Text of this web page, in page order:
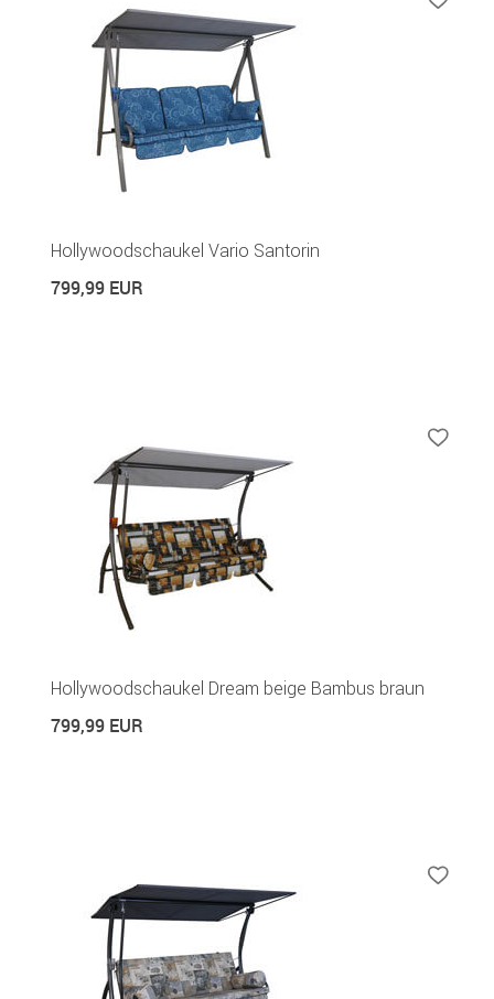
Hollywoodschaukel Vario Santorin
799,99 EUR
Hollywoodschaukel Dream beige Bambus braun
799,99 EUR